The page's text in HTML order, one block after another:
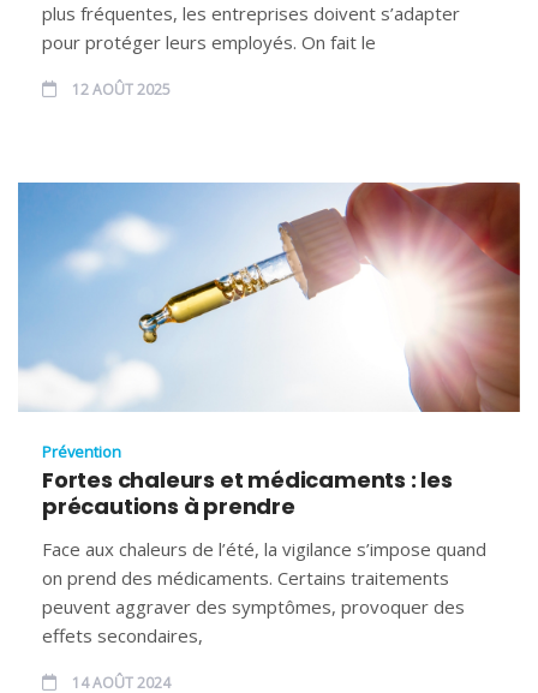
plus fréquentes, les entreprises doivent s’adapter
pour protéger leurs employés. On fait le
12 AOÛT 2025
Prévention
Fortes chaleurs et médicaments : les
précautions à prendre
Face aux chaleurs de l’été, la vigilance s’impose quand
on prend des médicaments. Certains traitements
peuvent aggraver des symptômes, provoquer des
effets secondaires,
14 AOÛT 2024